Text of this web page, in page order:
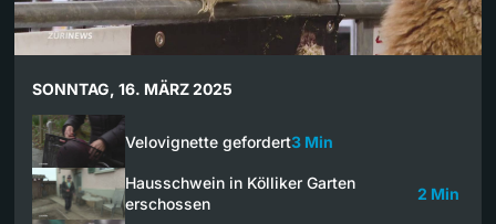
SONNTAG, 16. MÄRZ 2025
Velovignette gefordert3 Min
Hausschwein in Kölliker Garten
erschossen
2 Min